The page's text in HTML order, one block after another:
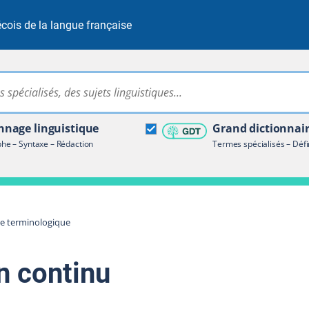
de la langue française
Rechercher dans tout le site
linguistique
– Syntaxe – Rédaction
Grand
Termes spécialisés –
terminologique
terminologique
continu